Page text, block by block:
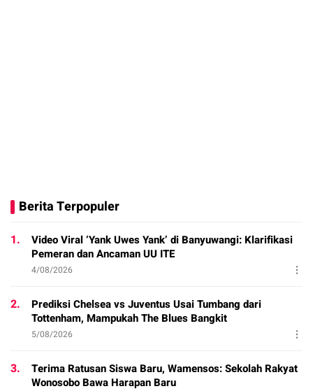
Berita Terpopuler
1.
Video Viral ‘Yank Uwes Yank’ di Banyuwangi: Klarifikasi
Pemeran dan Ancaman UU ITE
4/08/2026
2.
Prediksi Chelsea vs Juventus Usai Tumbang dari
Tottenham, Mampukah The Blues Bangkit
5/08/2026
3.
Terima Ratusan Siswa Baru, Wamensos: Sekolah Rakyat
Wonosobo Bawa Harapan Baru